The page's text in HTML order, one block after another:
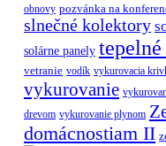
obnovy pozvánka na
slnečné kolektory
solárne panely
vetranie vodík vykurovacia
vykurovanie
drevom vykurovanie plynom
domácnostiam II